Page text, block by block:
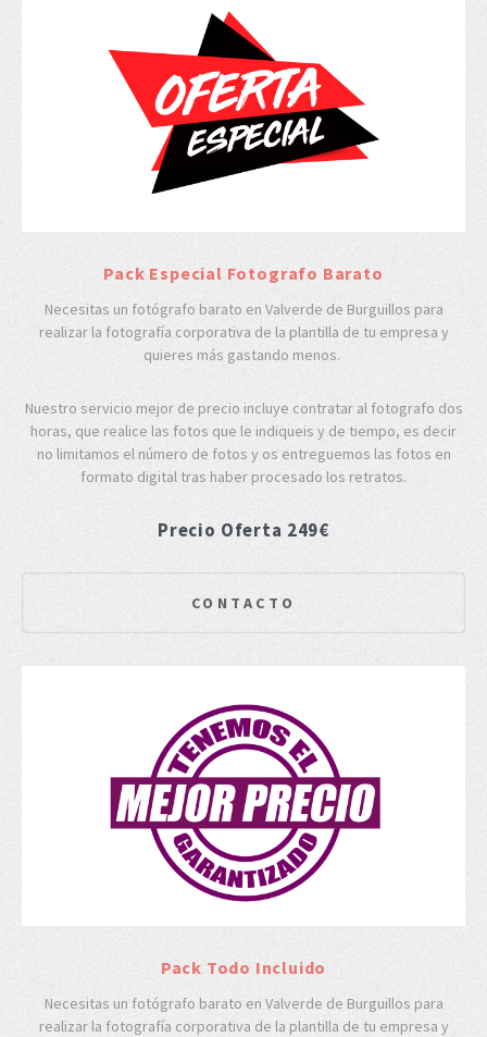
Pack Especial Fotografo Barato
Necesitas un fotógrafo barato en Valverde de Burguillos para
realizar la fotografía corporativa de la plantilla de tu empresa y
quieres más gastando menos.
Nuestro servicio mejor de precio incluye contratar al fotografo dos
horas, que realice las fotos que le indiqueis y de tiempo, es decir
no limitamos el número de fotos y os entreguemos las fotos en
formato digital tras haber procesado los retratos.
Precio Oferta 249€
CONTACTO
Pack Todo Incluido
Necesitas un fotógrafo barato en Valverde de Burguillos para
realizar la fotografía corporativa de la plantilla de tu empresa y